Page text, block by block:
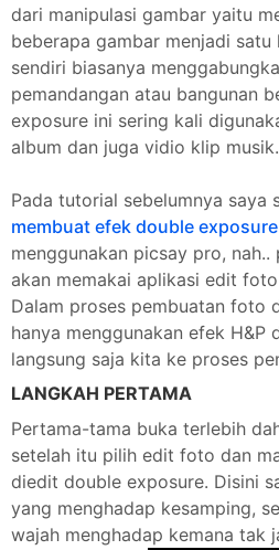
dari manipulasi gambar yaitu
beberapa gambar menjadi satu
sendiri biasanya
pemandangan atau bangunan
exposure ini sering kali
album dan juga vidio klip musik.
Pada tutorial sebelumnya saya
membuat efek double exposure
menggunakan picsay pro,
akan memakai aplikasi edit
Dalam proses pembuatan foto
hanya menggunakan efek H&P
langsung saja kita ke proses
LANGKAH PERTAMA
Pertama-tama buka terlebih
setelah itu pilih edit foto dan
diedit double exposure. Disini
yang menghadap kesamping,
wajah menghadap kemana tak